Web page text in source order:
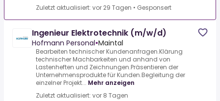
Zuletzt aktualisiert: vor 29 Tagen • Gesponsert
Ingenieur Elektrotechnik (m/w/d)
Hofmann Personal•Maintal
Bearbeiten technischer Kundenanfragen.Klärung
technischer Machbarkeiten und anhand von
Lastenheften und Zeichnungen.Präsentieren der
Unternehmensprodukte für Kunden.Begleitung der
einzelner Projekt... Mehr anzeigen
Zuletzt aktualisiert: vor 8 Tagen